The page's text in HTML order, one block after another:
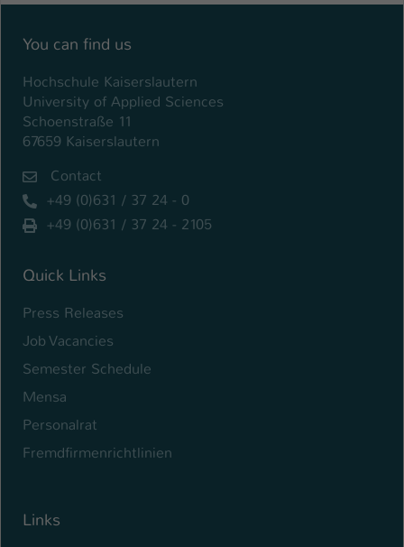
You can find us
Hochschule Kaiserslautern
University of Applied Sciences
Schoenstraße 11
67659 Kaiserslautern
Contact
+49 (0)631 / 37 24 - 0
+49 (0)631 / 37 24 - 2105
Quick Links
Press Releases
Job Vacancies
Semester Schedule
Mensa
Personalrat
Fremdfirmenrichtlinien
Links